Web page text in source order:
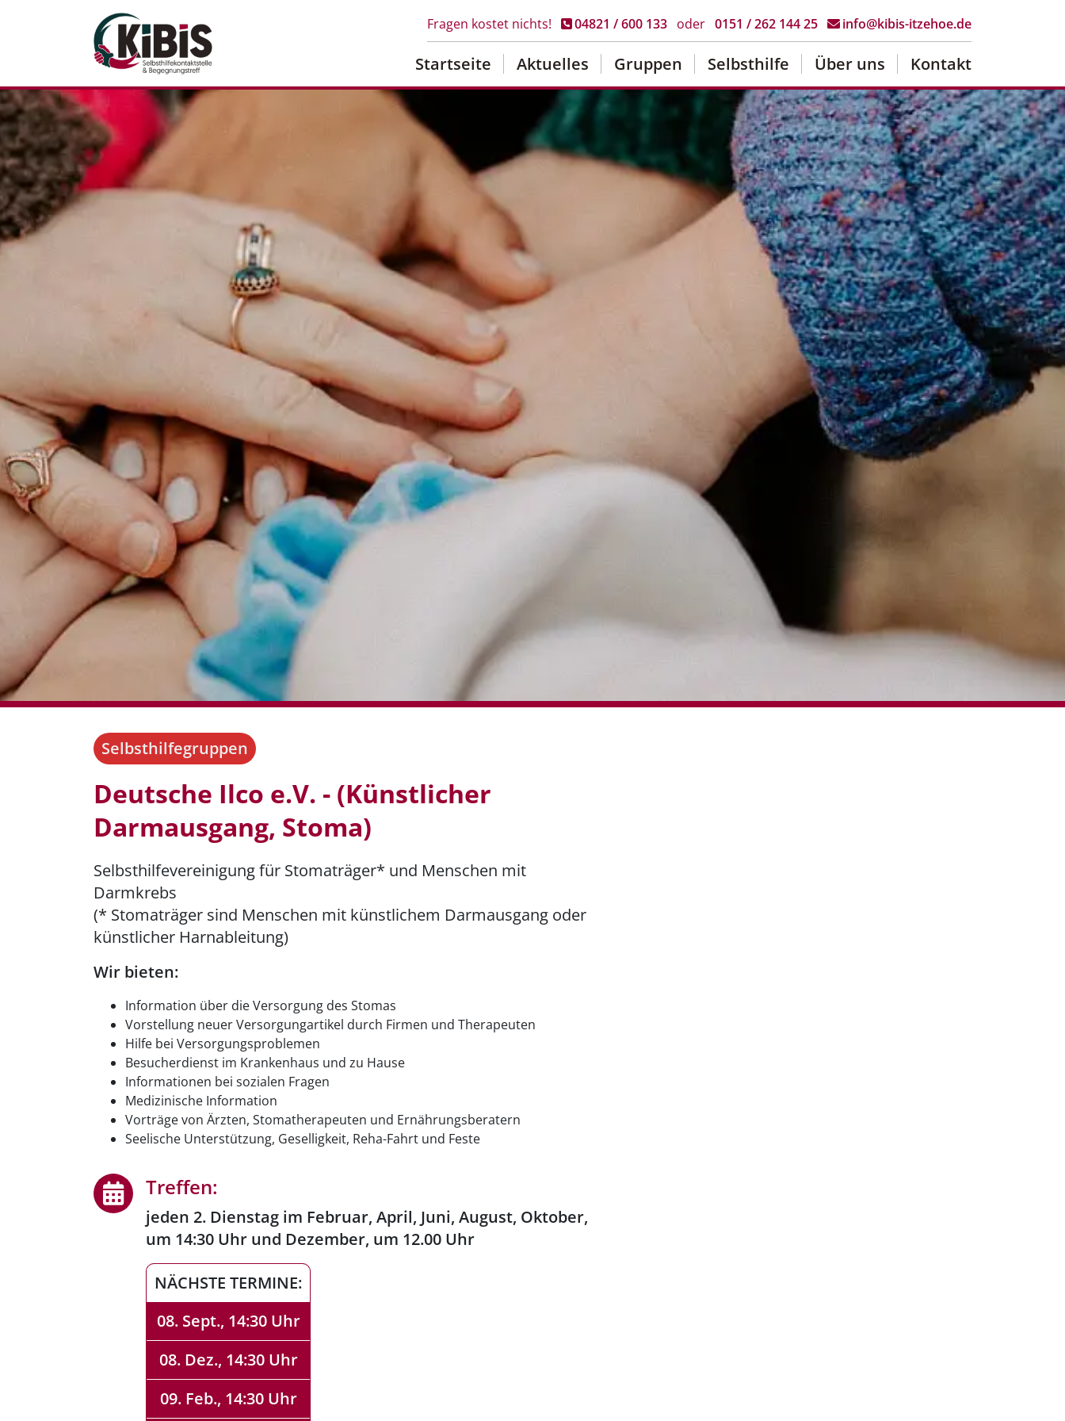
Fragen kostet nichts! 04821 / 600 133 oder 0151 / 262 144 25 info@kibis-itzehoe.de
Startseite Aktuelles Gruppen Selbsthilfe Über uns Kontakt
Selbsthilfegruppen
Deutsche Ilco e.V. - (Künstlicher
Darmausgang, Stoma)
Selbsthilfevereinigung für Stomaträger* und Menschen mit
Darmkrebs
(* Stomaträger sind Menschen mit künstlichem Darmausgang oder
künstlicher Harnableitung)
Wir bieten:
Information über die Versorgung des Stomas
Vorstellung neuer Versorgungartikel durch Firmen und Therapeuten
Hilfe bei Versorgungsproblemen
Besucherdienst im Krankenhaus und zu Hause
Informationen bei sozialen Fragen
Medizinische Information
Vorträge von Ärzten, Stomatherapeuten und Ernährungsberatern
Seelische Unterstützung, Geselligkeit, Reha-Fahrt und Feste
Treffen:
jeden 2. Dienstag im Februar, April, Juni, August, Oktober,
um 14:30 Uhr und Dezember, um 12.00 Uhr
NÄCHSTE TERMINE:
08. Sept., 14:30 Uhr
08. Dez., 14:30 Uhr
09. Feb., 14:30 Uhr